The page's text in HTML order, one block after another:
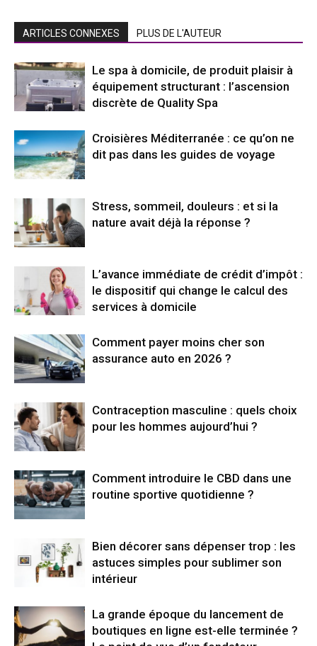
ARTICLES CONNEXES PLUS DE L'AUTEUR
Le spa à domicile, de produit plaisir à
équipement structurant : l’ascension
discrète de Quality Spa
Croisières Méditerranée : ce qu’on ne
dit pas dans les guides de voyage
Stress, sommeil, douleurs : et si la
nature avait déjà la réponse ?
L’avance immédiate de crédit d’impôt :
le dispositif qui change le calcul des
services à domicile
Comment payer moins cher son
assurance auto en 2026 ?
Contraception masculine : quels choix
pour les hommes aujourd’hui ?
Comment introduire le CBD dans une
routine sportive quotidienne ?
Bien décorer sans dépenser trop : les
astuces simples pour sublimer son
intérieur
La grande époque du lancement de
boutiques en ligne est-elle terminée ?